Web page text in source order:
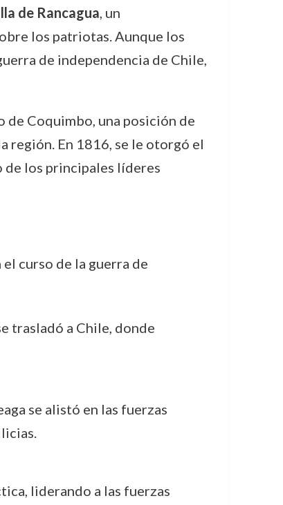
de Rancagua, un
los patriotas. Aunque los
de independencia de Chile,
de Coquimbo, una posición de
región. En 1816, se le otorgó el
de los principales líderes
curso de la guerra de
trasladó a Chile, donde
se alistó en las fuerzas
liderando a las fuerzas